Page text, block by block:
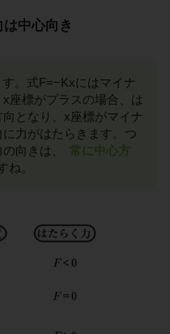
中心向き
す。式F=−Kxにはマイナ
座標がプラスの場合、は
となり、x座標がマイナ
力がはたらきます。つ
向きは、
常に中心方
ね。